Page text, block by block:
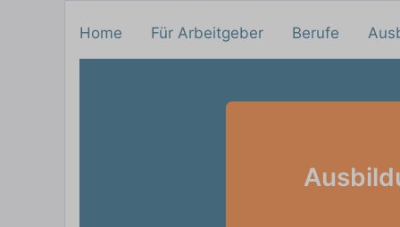
Home Für Arbeitgeber Berufe